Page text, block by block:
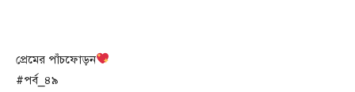
প্রেমের পাঁচফোড়ন
#পর্ব_৪৯